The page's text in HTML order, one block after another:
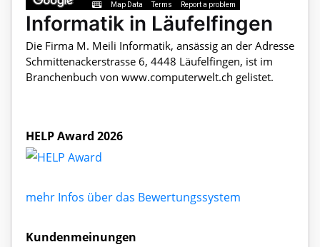
Map Data Terms Report a problem
Informatik in Läufelfingen
Die Firma M. Meili Informatik, ansässig an der Adresse
Schmittenackerstrasse 6, 4448 Läufelfingen, ist im
Branchenbuch von www.computerwelt.ch gelistet.
HELP Award 2026
mehr Infos über das Bewertungssystem
Kundenmeinungen